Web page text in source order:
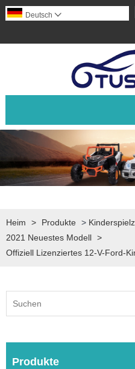
Deutsch 
Heim > Produkte >
2021 Neuestes Modell >
Offiziell Lizenziertes 12-V-Ford-
Produkte